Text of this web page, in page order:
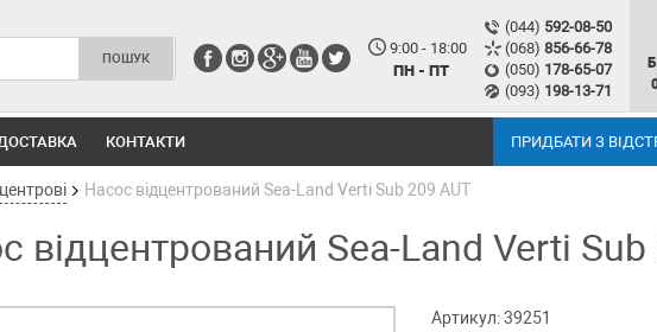
9:00 - 18:00
ПН - ПТ
(044) 592-08-50
(068) 856-66-78
(050) 178-65-07
(093) 198-13-71
КОНТАКТИ ПРИДБАТИ З
Насос відцентрований Sea-Land Verti Sub 209 AUT
відцентрований Sea-Land Verti
Артикул: 39251